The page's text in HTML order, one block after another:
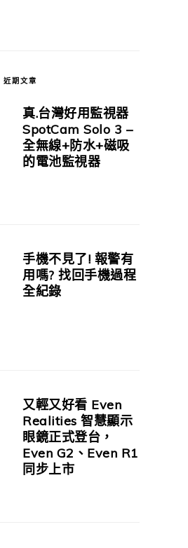
近期文章
真.台灣好用監視器
SpotCam Solo 3 –
全無線+防水+磁吸
的電池監視器
手機不見了! 報警有
用嗎? 找回手機過程
全紀錄
又輕又好看 Even
Realities 智慧顯示
眼鏡正式登台，
Even G2、Even R1
同步上市